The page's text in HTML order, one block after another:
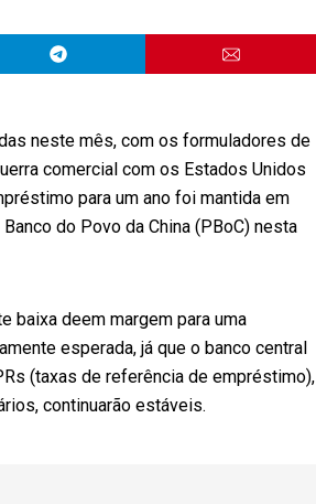
neste mês, com os formuladores de
comercial com os Estados Unidos
para um ano foi mantida em
do Povo da China (PBoC) nesta
baixa deem margem para uma
esperada, já que o banco central
(taxas de referência de empréstimo),
continuarão estáveis.